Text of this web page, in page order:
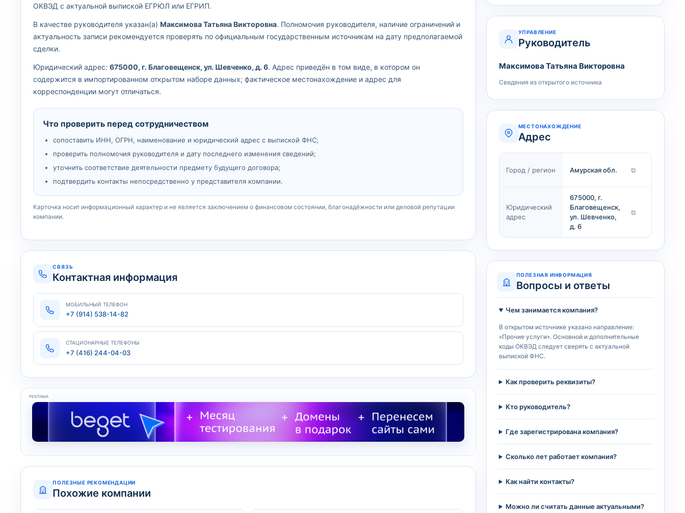
ОКВЭД с актуальной выпиской ЕГРЮЛ или ЕГРИП.
В качестве руководителя указан(а)Максимова Татьяна Викторовна. Полномочия руководителя, наличие ограничений и
актуальность записи рекомендуется проверять по официальным государственным источникам на дату предполагаемой
сделки.
Юридический адрес:675000, г. Благовещенск, ул. Шевченко, д. 6. Адрес приведён в том виде, в котором он
содержится в импортированном открытом наборе данных; фактическое местонахождение и адрес для
корреспонденции могут отличаться.
Что проверить перед сотрудничеством
сопоставить ИНН, ОГРН, наименование и юридический адрес с выпиской ФНС;
проверить полномочия руководителя и дату последнего изменения сведений;
уточнить соответствие деятельности предмету будущего договора;
подтвердить контакты непосредственно у представителя компании.
Карточка носит информационный характер и не является заключением о финансовом состоянии, благонадёжности или деловой репутации
компании.
СВЯЗЬ
Контактная информация
МОБИЛЬНЫЙ ТЕЛЕФОН
+7 (914) 538-14-82
СТАЦИОНАРНЫЕ ТЕЛЕФОНЫ
+7 (416) 244-04-03
РЕКЛАМА
ПОЛЕЗНЫЕ РЕКОМЕНДАЦИИ
Похожие компании
УПРАВЛЕНИЕ
Руководитель
Максимова Татьяна Викторовна
Сведения из открытого источника
МЕСТОНАХОЖДЕНИЕ
Адрес
Город / регион Амурская обл. ⧉
Юридический
адрес
675000, г.
Благовещенск,
ул. Шевченко,
д. 6
⧉
ПОЛЕЗНАЯ ИНФОРМАЦИЯ
Вопросы и ответы
Чем занимается компания?
В открытом источнике указано направление:
«Прочие услуги». Основной и дополнительные
коды ОКВЭД следует сверять с актуальной
выпиской ФНС.
Как проверить реквизиты?
Кто руководитель?
Где зарегистрирована компания?
Сколько лет работает компания?
Как найти контакты?
Можно ли считать данные актуальными?